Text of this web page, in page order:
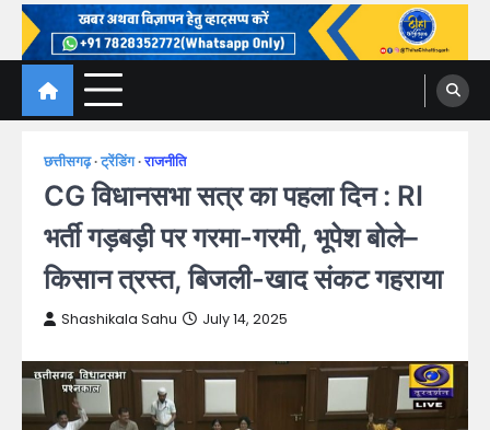
Thiha Chhattisgarh
गोठ जन-जन के
छत्तीसगढ़ ट्रेंडिंग राजनीति
CG विधानसभा सत्र का पहला दिन : RI
भर्ती गड़बड़ी पर गरमा-गरमी, भूपेश बोले–
किसान त्रस्त, बिजली-खाद संकट गहराया
Shashikala Sahu July 14, 2025